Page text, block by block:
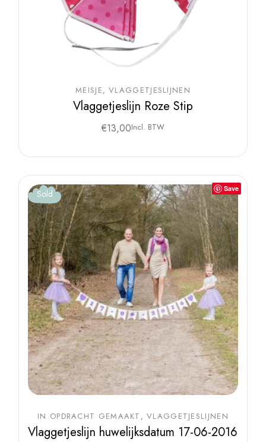
MEISJE VLAGGETJESLIJNEN
Vlaggetjeslijn Roze Stip
€13,00Incl. BTW
Save
Sold
IN OPDRACHT GEMAAKT VLAGGETJESLIJNEN
Vlaggetjeslijn huwelijksdatum 17-06-2016